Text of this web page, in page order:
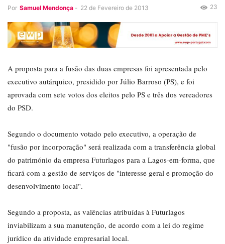
Por Samuel Mendonça - 22 de Fevereiro de 2013 23
A proposta para a fusão das duas empresas foi apresentada pelo
executivo autárquico, presidido por Júlio Barroso (PS), e foi
aprovada com sete votos dos eleitos pelo PS e três dos vereadores
do PSD.
Segundo o documento votado pelo executivo, a operação de
"fusão por incorporação" será realizada com a transferência global
do património da empresa Futurlagos para a Lagos-em-forma, que
ficará com a gestão de serviços de "interesse geral e promoção do
desenvolvimento local".
Segundo a proposta, as valências atribuídas à Futurlagos
inviabilizam a sua manutenção, de acordo com a lei do regime
jurídico da atividade empresarial local.